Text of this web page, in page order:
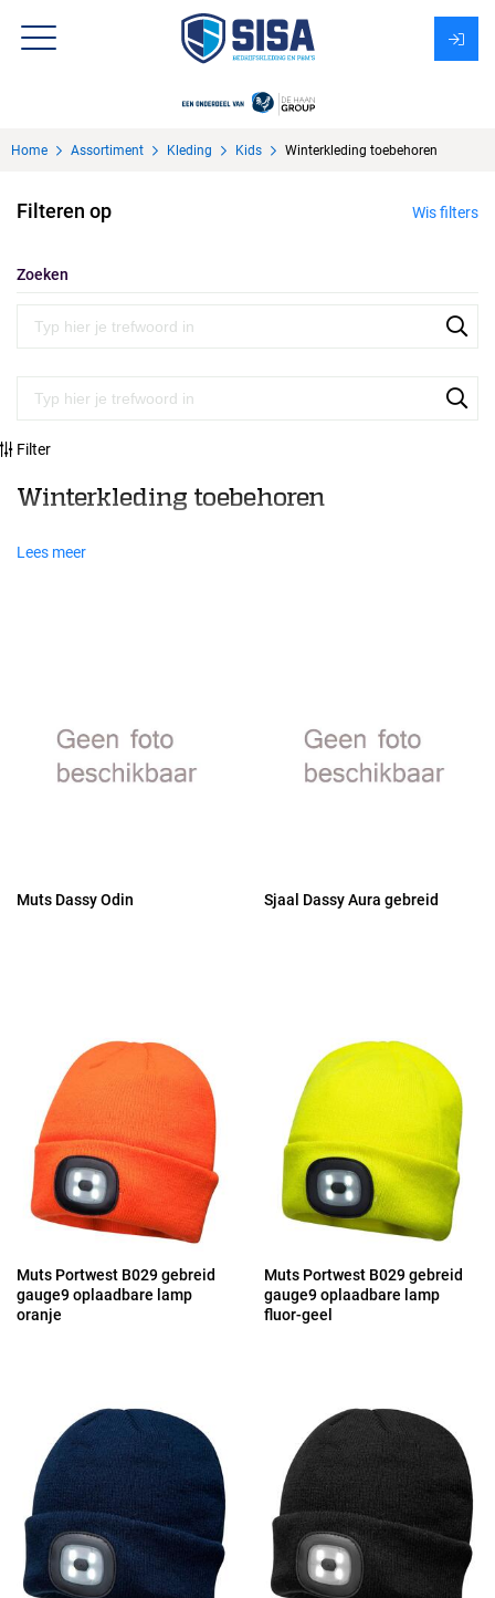
Over Sisa
KMS
Uitzendbureau?
Home Assortiment Kleding Kids Winterkleding toebehoren
Filteren op Wis filters
Zoeken
Filter
Winterkleding toebehoren
Lees meer
Muts Dassy Odin Sjaal Dassy Aura gebreid
Muts Portwest B029 gebreid
gauge9 oplaadbare lamp
oranje
Muts Portwest B029 gebreid
gauge9 oplaadbare lamp
fluor-geel